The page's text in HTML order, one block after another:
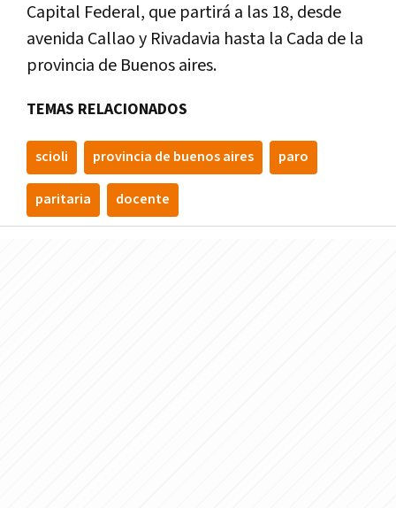
Capital Federal, que partirá a las 18, desde
avenida Callao y Rivadavia hasta la Cada de la
provincia de Buenos aires.
TEMAS RELACIONADOS
scioli provincia de buenos aires paro
paritaria docente